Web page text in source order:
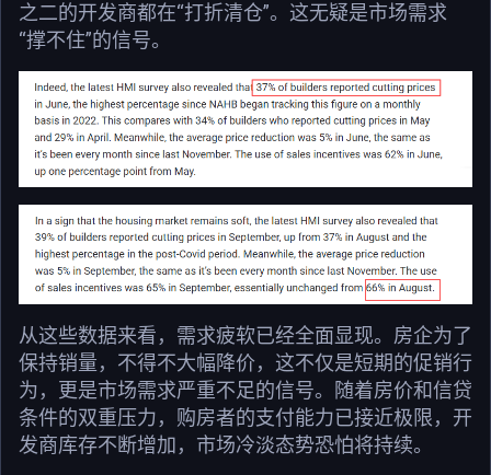
之二的开发商都在“打折清仓”。这无疑是市场需求
“撑不住”的信号。
从这些数据来看，需求疲软已经全面显现。房企为了
保持销量，不得不大幅降价，这不仅是短期的促销行
为，更是市场需求严重不足的信号。随着房价和信贷
条件的双重压力，购房者的支付能力已接近极限，开
发商库存不断增加，市场冷淡态势恐怕将持续。